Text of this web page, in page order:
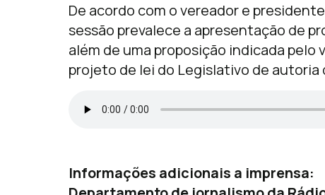
De acordo com o vereador e
sessão prevalece a apresentação de
além de uma proposição indicada
projeto de lei do Legislativo de autoria
Informações adicionais a imprensa: